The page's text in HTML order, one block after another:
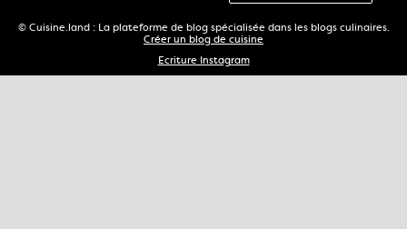
© Cuisine.land : La plateforme de blog spécialisée dans les blogs culinaires.
Créer un blog de cuisine
Ecriture Instagram